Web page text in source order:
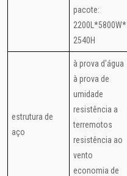
pacote:
2200L*5800W*
2540H
estrutura de
aço
à prova d'água
à prova de
umidade
resistência a
terremotos
resistência ao
vento
economia de